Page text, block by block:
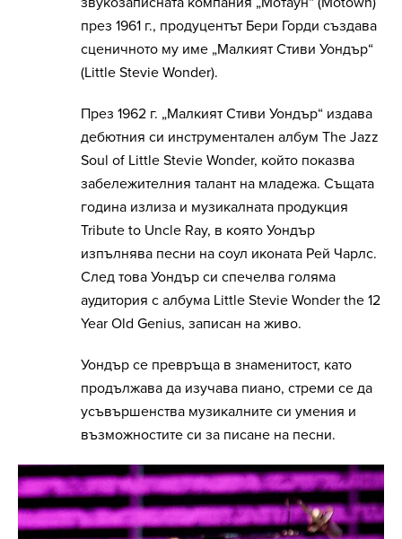
през 1961 г., продуцентът Бери Горди създава
сценичното му име „Малкият Стиви Уондър“
(Little Stevie Wonder).
През 1962 г. „Малкият Стиви Уондър“ издава
дебютния си инструментален албум The Jazz
Soul of Little Stevie Wonder, който показва
забележителния талант на младежа. Същата
година излиза и музикалната продукция
Tribute to Uncle Ray, в която Уондър
изпълнява песни на соул иконата Рей Чарлс.
След това Уондър си спечелва голяма
аудитория с албума Little Stevie Wonder the 12
Year Old Genius, записан на живо.
Уондър се превръща в знаменитост, като
продължава да изучава пиано, стреми се да
усъвършенства музикалните си умения и
възможностите си за писане на песни.